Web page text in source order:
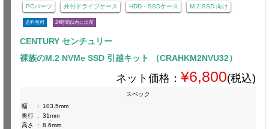
PCパーツ 外付ドライブケース HDD・SSDケース M.2 SSD 向け
送料無料 24時間以内に出荷
CENTURY センチュリー
裸族のM.2 NVMe SSD 引越キット （CRAHKM2NVU32）
ネット価格： ¥6,800(税込)
スペック
幅
:
103.5mm
奥行 :
31mm
高さ
: 8.6mm